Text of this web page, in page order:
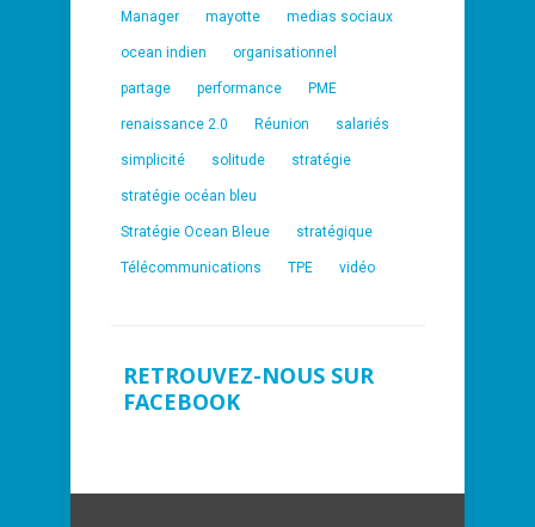
Manager mayotte medias sociaux
ocean indien organisationnel
partage performance PME
renaissance 2.0 Réunion salariés
simplicité solitude stratégie
stratégie océan bleu
Stratégie Ocean Bleue stratégique
Télécommunications TPE vidéo
RETROUVEZ-NOUS SUR
FACEBOOK